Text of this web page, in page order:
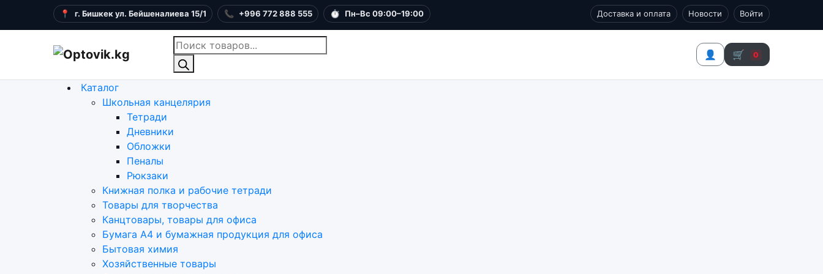
📍 г. Бишкек ул. Бейшеналиева 15/1 📞 +996 772 888 555 ⏱ Пн–Вс 09:00–19:00 Доставка и оплата Новости Войти
Поиск
товаров
👤 🛒 0
Каталог
Школьная канцелярия
Тетради
Дневники
Обложки
Пеналы
Рюкзаки
Книжная полка и рабочие тетради
Товары для творчества
Канцтовары, товары для офиса
Бумага А4 и бумажная продукция для офиса
Бытовая химия
Хозяйственные товары